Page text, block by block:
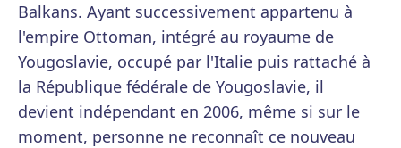
Balkans. Ayant successivement appartenu à
l'empire Ottoman, intégré au royaume de
Yougoslavie, occupé par l'Italie puis rattaché à
la République fédérale de Yougoslavie, il
devient indépendant en 2006, même si sur le
moment, personne ne reconnaît ce nouveau